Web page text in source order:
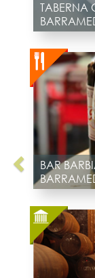
TABERNA
BAR